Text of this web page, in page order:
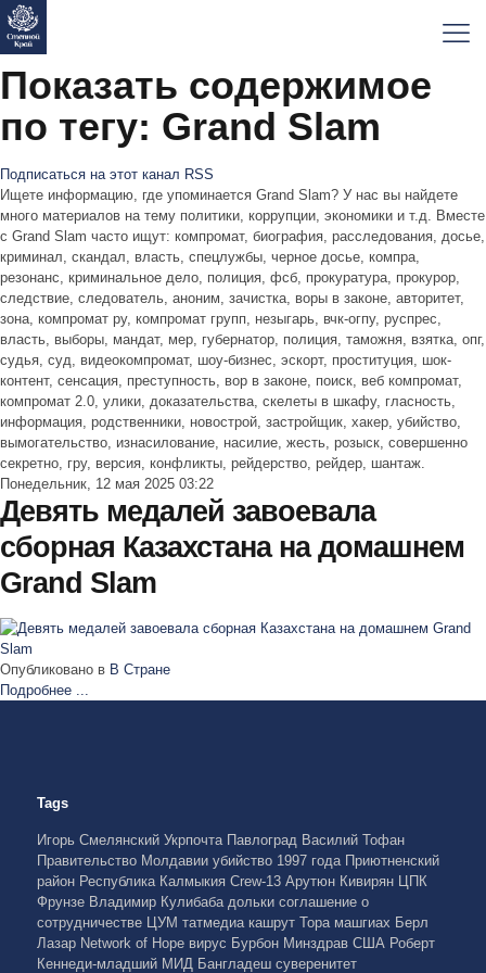
Показать содержимое
по тегу: Grand Slam
Подписаться на этот канал RSS
Ищете информацию, где упоминается Grand Slam? У нас вы найдете
много материалов на тему политики, коррупции, экономики и т.д. Вместе
с Grand Slam часто ищут: компромат, биография, расследования, досье,
криминал, скандал, власть, спецлужбы, черное досье, компра,
резонанс, криминальное дело, полиция, фсб, прокуратура, прокурор,
следствие, следователь, аноним, зачистка, воры в законе, авторитет,
зона, компромат ру, компромат групп, незыгарь, вчк-огпу, руспрес,
власть, выборы, мандат, мер, губернатор, полиция, таможня, взятка, опг,
судья, суд, видеокомпромат, шоу-бизнес, эскорт, проституция, шок-
контент, сенсация, преступность, вор в законе, поиск, веб компромат,
компромат 2.0, улики, доказательства, скелеты в шкафу, гласность,
информация, родственники, новострой, застройщик, хакер, убийство,
вымогательство, изнасилование, насилие, жесть, розыск, совершенно
секретно, гру, версия, конфликты, рейдерство, рейдер, шантаж.
Понедельник, 12 мая 2025 03:22
Девять медалей завоевала
сборная Казахстана на домашнем
Grand Slam
Опубликовано в В Стране
Подробнее ...
Tags
Игорь Смелянский Укрпочта Павлоград Василий Тофан
Правительство Молдавии убийство 1997 года Приютненский
район Республика Калмыкия Crew-13 Арутюн Кивирян ЦПК
Фрунзе Владимир Кулибаба дольки соглашение о
сотрудничестве ЦУМ татмедиа кашрут Тора машгиах Берл
Лазар Network of Hope вирус Бурбон Минздрав США Роберт
Кеннеди-младший МИД Бангладеш суверенитет